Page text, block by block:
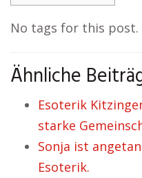
No tags for this post.
Ähnliche
Esoterik
starke
Sonja ist
Esoterik.